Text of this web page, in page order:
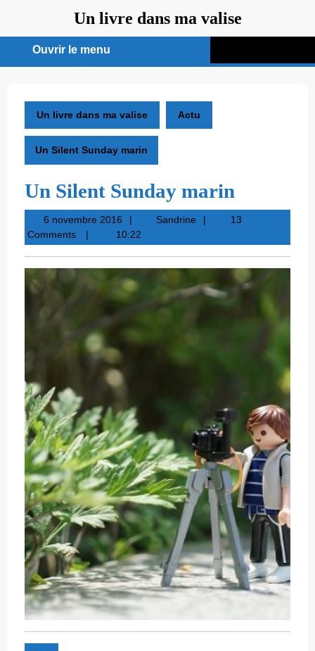
contenu
Un livre dans ma valise
Ouvrir le menu
menu
Un livre dans ma valise Actu
Un Silent Sunday marin
Un Silent Sunday marin
6 novembre 20166
novembre
2016
SandrineSandrine13
Comments
10:22